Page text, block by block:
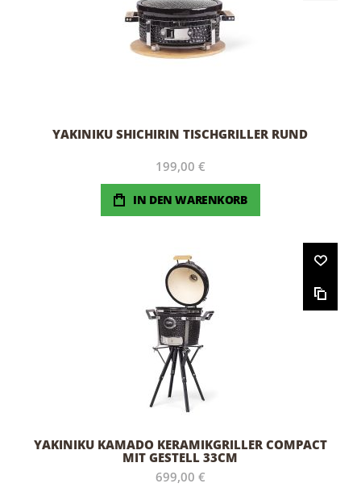
YAKINIKU SHICHIRIN TISCHGRILLER RUND
199,00 €
IN DEN WARENKORB
YAKINIKU KAMADO KERAMIKGRILLER COMPACT
MIT GESTELL 33CM
699,00 €